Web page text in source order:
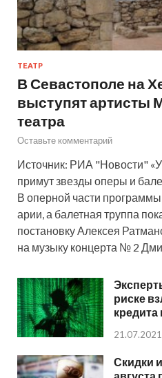
ТЕАТР
В Севастополе на
выступят артисты
театра
Оставьте комментарий
Источник: РИА "Новости"
примут звезды оперы и
В оперной части
арии, а балетная труппа
постановку Алексея
на музыку концерта № 2
риске
кредита
21.07.2021
Скидки